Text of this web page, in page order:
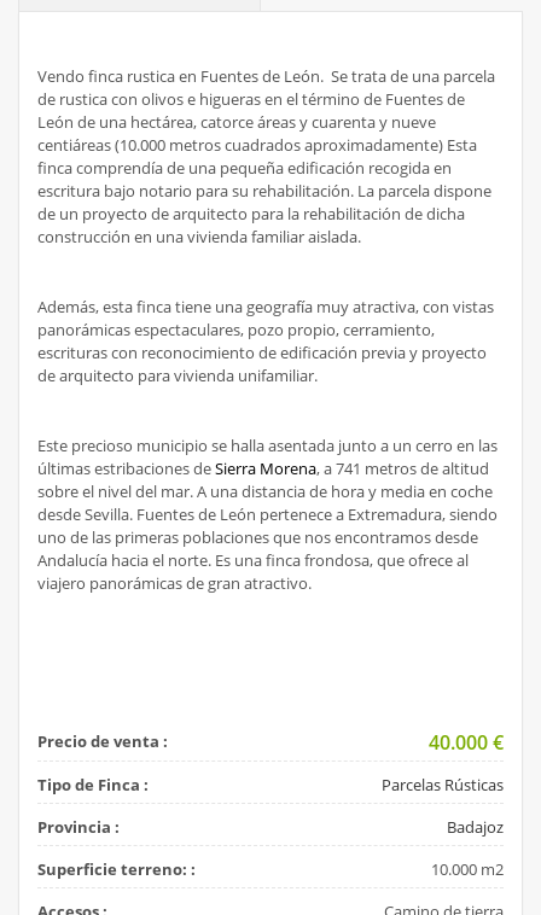
Vendo finca rustica en Fuentes de León. Se trata de una parcela
de rustica con olivos e higueras en el término de Fuentes de
León de una hectárea, catorce áreas y cuarenta y nueve
centiáreas (10.000 metros cuadrados aproximadamente) Esta
finca comprendía de una pequeña edificación recogida en
escritura bajo notario para su rehabilitación. La parcela dispone
de un proyecto de arquitecto para la rehabilitación de dicha
construcción en una vivienda familiar aislada.
Además, esta finca tiene una geografía muy atractiva, con vistas
panorámicas espectaculares, pozo propio, cerramiento,
escrituras con reconocimiento de edificación previa y proyecto
de arquitecto para vivienda unifamiliar.
Este precioso municipio se halla asentada junto a un cerro en las
últimas estribaciones deSierra Morena, a 741 metros de altitud
sobre el nivel del mar. A una distancia de hora y media en coche
desde Sevilla. Fuentes de León pertenece a Extremadura, siendo
uno de las primeras poblaciones que nos encontramos desde
Andalucía hacia el norte. Es una finca frondosa, que ofrece al
viajero panorámicas de gran atractivo.
Precio de venta : 40.000€
Tipo de Finca :
Parcelas Rústicas
Provincia :
Badajoz
Superficie terreno: :
10.000 m2